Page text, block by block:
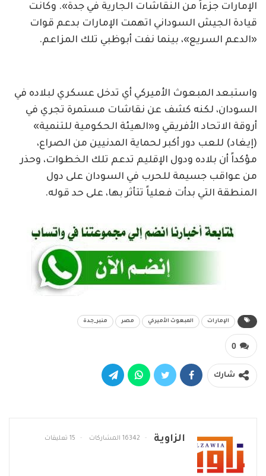
الإمارات جزءاً من النقاشات الجارية في جدة». وكانت
قيادة الجيش السوداني اتهمت الإمارات بدعم قوات
«الدعم السريع»، بينما نفت أبوظبي تلك المزاعم.
واستبعد المبعوث الأميركي أي تدخل عسكري لبلاده في
السودان، لكنه كشف عن نقاشات مستمرة تجري في
أروقة الاتحاد الأفريقي و«الهيئة الحكومية للتنمية»
(إيغاد) للعب دور أكبر لحماية المدنيين من الصراع،
مؤكداً أن بلاده ودول الإقليم تدعم تلك الخطوات، وحذر
من عواقب جسيمة للحرب في السودان على دول
المنطقة التي بدأت فعلياً تتأثر بها، على حد قوله.
الإمارات المبعوث الأميركي مصر منبر_جدة
0
شارك
الزاوية 16342 المشاركات 15 تعليقات